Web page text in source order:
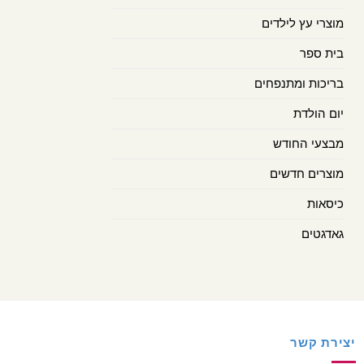
מוצרי עץ לילדים
בית ספר
בריכות ומתנפחים
יום הולדת
מבצעי החודש
מוצרים חדשים
כיסאות
גאדגטים
יצירת קשר